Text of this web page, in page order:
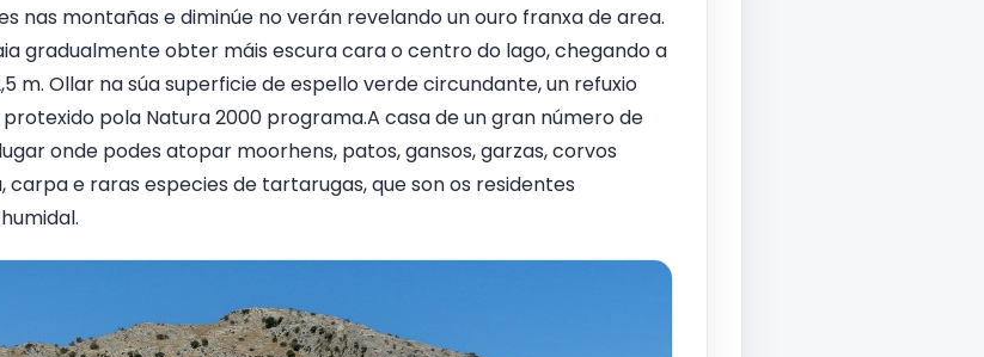
nas montañas e diminúe no verán revelando un ouro franxa de area.
gradualmente obter máis escura cara o centro do lago, chegando a
m. Ollar na súa superficie de espello verde circundante, un refuxio
pola Natura 2000 programa.A casa de un gran número de
onde podes atopar moorhens, patos, gansos, garzas, corvos
carpa e raras especies de tartarugas, que son os residentes